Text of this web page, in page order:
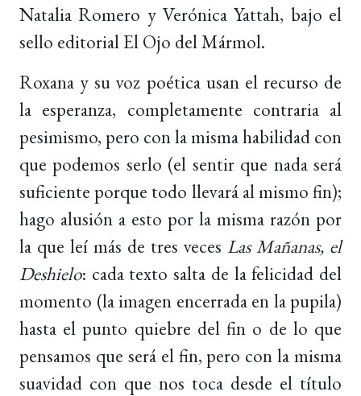
Natalia Romero y Verónica Yattah, bajo el
sello editorial El Ojo del Mármol.
Roxana y su voz poética usan el recurso de
la esperanza, completamente contraria al
pesimismo, pero con la misma habilidad con
que podemos serlo (el sentir que nada será
suficiente porque todo llevará al mismo fin);
hago alusión a esto por la misma razón por
la que leí más de tres veces Las Mañanas, el
Deshielo: cada texto salta de la felicidad del
momento (la imagen encerrada en la pupila)
hasta el punto quiebre del fin o de lo que
pensamos que será el fin, pero con la misma
suavidad con que nos toca desde el título